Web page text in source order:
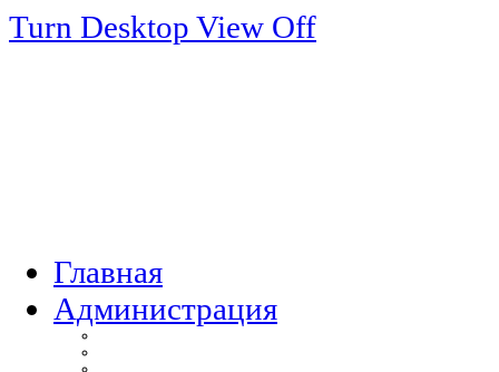
Turn Desktop View Off
Главная
Администрация